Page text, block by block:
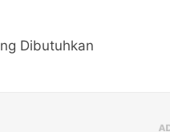
Dibutuhkan